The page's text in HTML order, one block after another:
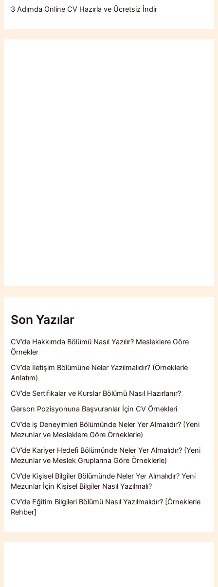
3 Adımda Online CV Hazırla ve Ücretsiz İndir
Son Yazılar
CV’de Hakkımda Bölümü Nasıl Yazılır? Mesleklere Göre
Örnekler
CV’de İletişim Bölümüne Neler Yazılmalıdır? (Örneklerle
Anlatım)
CV’de Sertifikalar ve Kurslar Bölümü Nasıl Hazırlanır?
Garson Pozisyonuna Başvuranlar İçin CV Örnekleri
CV’de iş Deneyimleri Bölümünde Neler Yer Almalıdır? (Yeni
Mezunlar ve Mesleklere Göre Örneklerle)
CV’de Kariyer Hedefi Bölümünde Neler Yer Almalıdır? (Yeni
Mezunlar ve Meslek Gruplarına Göre Örneklerle)
CV’de Kişisel Bilgiler Bölümünde Neler Yer Almalıdır? Yeni
Mezunlar İçin Kişisel Bilgiler Nasıl Yazılmalı?
CV’de Eğitim Bilgileri Bölümü Nasıl Yazılmalıdır? [Örneklerle
Rehber]